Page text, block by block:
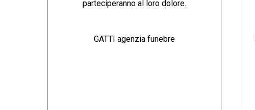
parteciperanno al loro dolore.
GATTI agenzia funebre